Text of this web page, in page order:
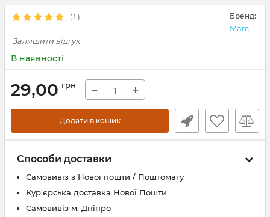
( 1 ) Бренд:
Marc
Залишити відгук
В наявності
29,00 грн − +
Додати в кошик
Способи доставки
Самовивіз з Нової пошти / Поштомату
Кур'єрська доставка Нової Пошти
Самовивіз м. Дніпро